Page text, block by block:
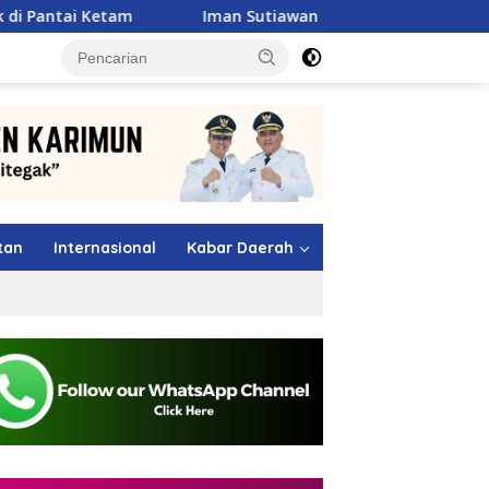
Iman Sutiawan Serap Aspirasi Warga Patam Lestari,
Internasional Kabar Daerah